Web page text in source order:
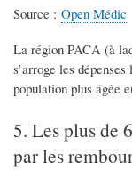
Source : Open Médic
La région PACA (à
s’arroge les
population plus âgée
5. Les plus de
par les